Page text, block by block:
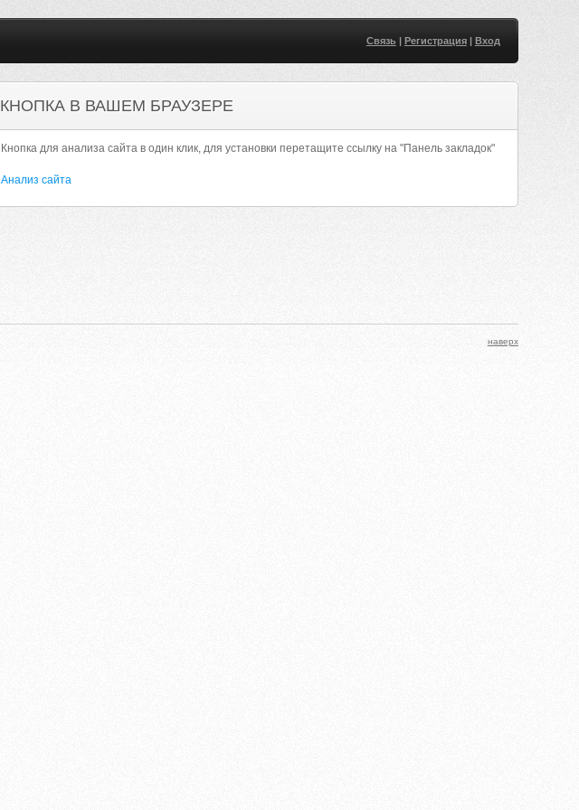
Связь| Регистрация| Вход
КНОПКА В ВАШЕМ БРАУЗЕРЕ
Кнопка для анализа сайта в один клик, для установки перетащите ссылку на "Панель закладок"
Анализ сайта
наверх